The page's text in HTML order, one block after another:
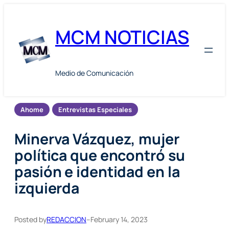
content
MCM NOTICIAS
Medio de Comunicación
Ahome Entrevistas Especiales
Minerva Vázquez, mujer
política que encontró su
pasión e identidad en la
izquierda
Posted byREDACCION–February 14, 2023